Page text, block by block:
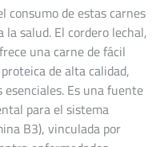
consumo de estas carnes
salud. El cordero lechal,
una carne de fácil
de alta calidad,
Es una fuente
para el sistema
B3), vinculada por